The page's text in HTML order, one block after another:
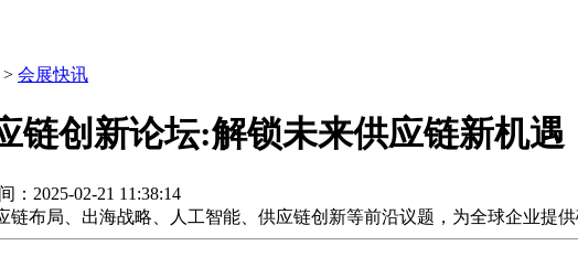
> 会展快讯
链创新论坛:解锁未来供应链新机遇
2025-02-21 11:38:14
链布局、出海战略、人工智能、供应链创新等前沿议题，为全球企业提